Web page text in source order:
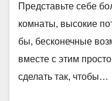
Представьте себе
комнаты, высокие
бы, бесконечные
вместе с этим
сделать так, чтобы…